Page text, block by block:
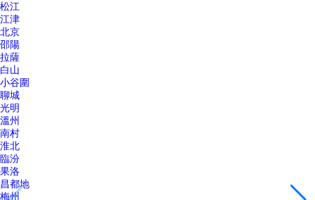
松江
江津
北京
邵陽
拉薩
白山
小谷圍
聊城
光明
溫州
南村
淮北
臨汾
果洛
昌都地
梅州